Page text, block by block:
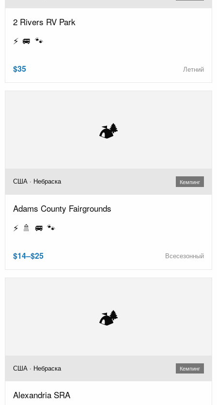
2 Rivers RV Park
⚡ 🚐 🐾
$35 Летний
🏕️
США · Небраска Кемпинг
Adams County Fairgrounds
⚡ 🚿 🚐 🐾
$14–$25 Всесезонный
🏕️
США · Небраска Кемпинг
Alexandria SRA